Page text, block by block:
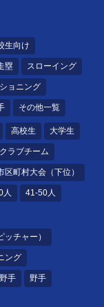
生向け
塁 スローイング
ョニング
その他一覧
高校生 大学生
クラブチーム
区町村大会（下位）
人 41-50人
ッチャー）
ング
手 野手